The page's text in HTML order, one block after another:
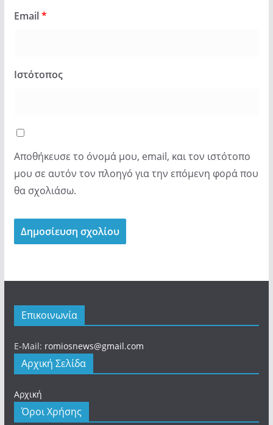
Email*
Ιστότοπος
Αποθήκευσε το όνομά μου, email, και τον ιστότοπο
μου σε αυτόν τον πλοηγό για την επόμενη φορά που
θα σχολιάσω.
Επικοινωνία
E-Mail: romiosnews@gmail.com
Αρχική Σελίδα
Αρχική
Όροι Χρήσης